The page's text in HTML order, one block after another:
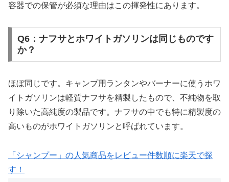
容器での保管が必須な理由はこの揮発性にあります。
Q6：ナフサとホワイトガソリンは同じものです
か？
ほぼ同じです。キャンプ用ランタンやバーナーに使うホワ
イトガソリンは軽質ナフサを精製したもので、不純物を取
り除いた高純度の製品です。ナフサの中でも特に精製度の
高いものがホワイトガソリンと呼ばれています。
「シャンプー」の人気商品をレビュー件数順に楽天で探
す！